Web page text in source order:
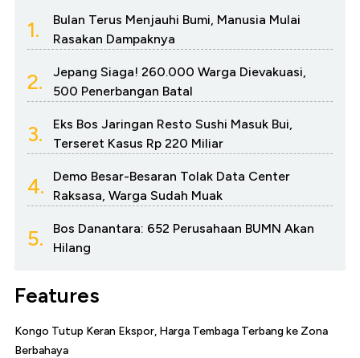
1.
Bulan Terus Menjauhi Bumi, Manusia Mulai
Rasakan Dampaknya
2.
Jepang Siaga! 260.000 Warga Dievakuasi,
500 Penerbangan Batal
3.
Eks Bos Jaringan Resto Sushi Masuk Bui,
Terseret Kasus Rp 220 Miliar
4.
Demo Besar-Besaran Tolak Data Center
Raksasa, Warga Sudah Muak
5.
Bos Danantara: 652 Perusahaan BUMN Akan
Hilang
Features
Kongo Tutup Keran Ekspor, Harga Tembaga Terbang ke Zona
Berbahaya